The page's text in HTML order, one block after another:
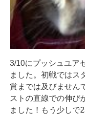
3/10にプッシュユア
ました。初戦ではス
賞までは及びません
ストの直線での伸び
ました！もう少しで